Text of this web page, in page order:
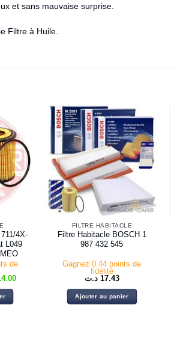
et sans mauvaise surprise.
Filtre à Huile.
4X-
L049
de
Le
FILTRE HABITACLE
Filtre Habitacle BOSCH 1
987 432 545
Gagnez 0.44 points de
fidélité
17.43 د.ت
Ajouter au panier